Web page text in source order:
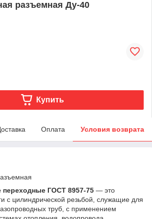
разъемная Ду-40
Купить
Оплата Условия возврата
ГОСТ 8957-75 — это
с цилиндрической резьбой, служащие для
труб, с применением